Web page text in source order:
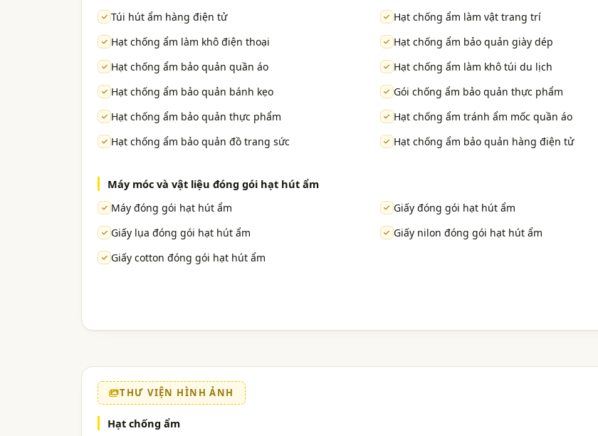
Túi hút ẩm hàng điện tử
Hạt chống ẩm làm vật trang trí
Hạt chống ẩm làm khô điện thoại
Hạt chống ẩm bảo quản giày dép
Hạt chống ẩm bảo quản quần áo
Hạt chống ẩm làm khô túi du lịch
Hạt chống ẩm bảo quản bánh kẹo
Gói chống ẩm bảo quản thực phẩm
Hạt chống ẩm bảo quản thực phẩm
Hạt chống ẩm tránh ẩm mốc quần áo
Hạt chống ẩm bảo quản đồ trang sức
Hạt chống ẩm bảo quản hàng điện tử
Máy móc và vật liệu đóng gói hạt hút ẩm
Máy đóng gói hạt hút ẩm
Giấy đóng gói hạt hút ẩm
Giấy lụa đóng gói hạt hút ẩm
Giấy nilon đóng gói hạt hút ẩm
Giấy cotton đóng gói hạt hút ẩm
THƯ VIỆN HÌNH ẢNH
Hạt chống ẩm